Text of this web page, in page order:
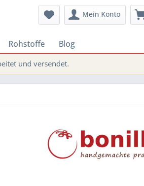
Mein Konto
Rohstoffe Blog
und versendet.